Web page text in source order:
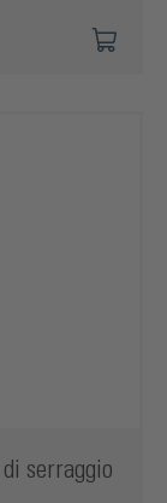
serraggio